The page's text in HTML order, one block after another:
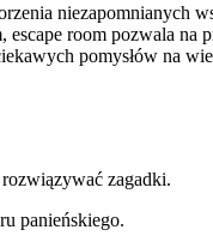
niezapomnianych
room pozwala na
pomysłów na
zagadki.
panieńskiego.